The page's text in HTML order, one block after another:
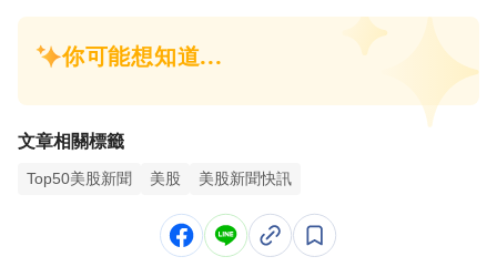
文章相關標籤
Top50美股新聞 美股 美股新聞快訊